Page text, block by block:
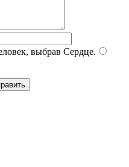
выбрав Сердце.